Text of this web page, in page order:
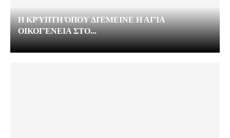
Η ΚΡΎΠΤΗ ΌΠΟΥ ΔΙΈΜΕΙΝΕ Η ΑΓΊΑ
ΟΙΚΟΓΈΝΕΙΑ ΣΤΟ...